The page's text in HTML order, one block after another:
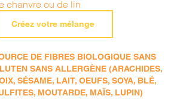
chanvre ou de lin
Créez votre mélange
DE FIBRES BIOLOGIQUE SANS
SANS ALLERGÈNE (ARACHIDES,
SÉSAME, LAIT, OEUFS, SOYA, BLÉ,
MOUTARDE, MAÏS, LUPIN)